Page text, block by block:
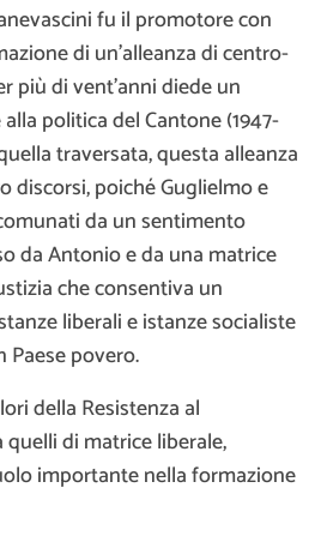
fu il promotore con
di un’alleanza di centro-
più di vent’anni diede un
politica del Cantone (1947-
traversata, questa alleanza
discorsi, poiché Guglielmo e
da un sentimento
da Antonio e da una matrice
che consentiva un
liberali e istanze socialiste
Paese povero.
della Resistenza al
di matrice liberale,
importante nella formazione